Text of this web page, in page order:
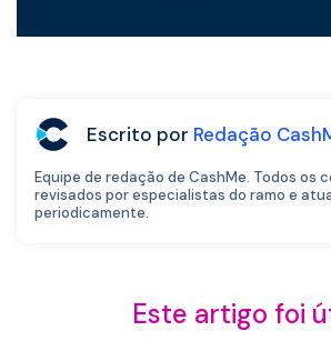
Escrito por Redação
Equipe de redação de CashMe. Todos os
revisados por especialistas do ramo e
periodicamente.
Este artigo foi